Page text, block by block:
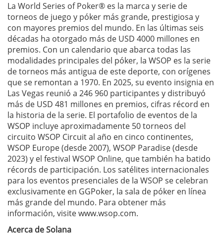
La World Series of Poker® es la marca y serie de
torneos de juego y póker más grande, prestigiosa y
con mayores premios del mundo. En las últimas seis
décadas ha otorgado más de USD 4000 millones en
premios. Con un calendario que abarca todas las
modalidades principales del póker, la WSOP es la serie
de torneos más antigua de este deporte, con orígenes
que se remontan a 1970. En 2025, su evento insignia en
Las Vegas reunió a 246 960 participantes y distribuyó
más de USD 481 millones en premios, cifras récord en
la historia de la serie. El portafolio de eventos de la
WSOP incluye aproximadamente 50 torneos del
circuito WSOP Circuit al año en cinco continentes,
WSOP Europe (desde 2007), WSOP Paradise (desde
2023) y el festival WSOP Online, que también ha batido
récords de participación. Los satélites internacionales
para los eventos presenciales de la WSOP se celebran
exclusivamente en GGPoker, la sala de póker en línea
más grande del mundo. Para obtener más
información, visite www.wsop.com.
Acerca de Solana